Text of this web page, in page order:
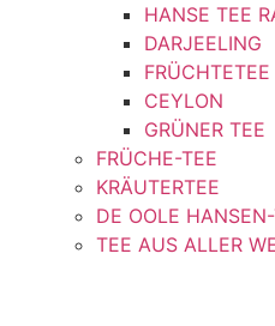
HANSE TEE
DARJEELING
FRÜCHTETEE
CEYLON
GRÜNER TEE
FRÜCHE-TEE
KRÄUTERTEE
DE OOLE
TEE AUS ALLER